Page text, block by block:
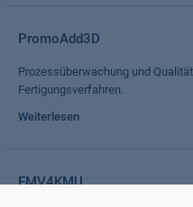
PromoAdd3D
Prozessüberwachung und
Fertigungsverfahren.
Weiterlesen
EMV4KMU